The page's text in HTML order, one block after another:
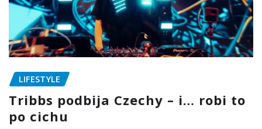
LIFESTYLE
Tribbs podbija Czechy – i… robi to
po cichu